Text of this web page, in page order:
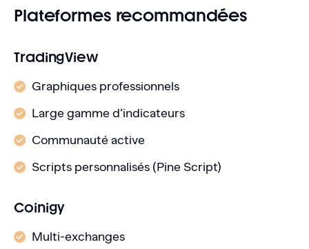
Plateformes recommandées
TradingView
Graphiques professionnels
Large gamme d’indicateurs
Communauté active
Scripts personnalisés (Pine Script)
Coinigy
Multi-exchanges